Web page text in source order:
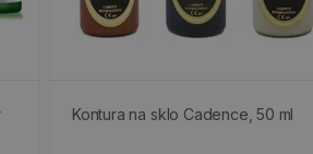
Kontura na sklo Cadence, 50 ml